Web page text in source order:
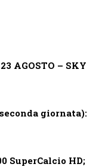
AGOSTO – SKY
giornata):
SuperCalcio HD;